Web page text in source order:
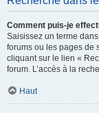
Comment puis-je
Saisissez un terme
forums ou les pages de
cliquant sur le lien «
forum. L’accès à la
Haut